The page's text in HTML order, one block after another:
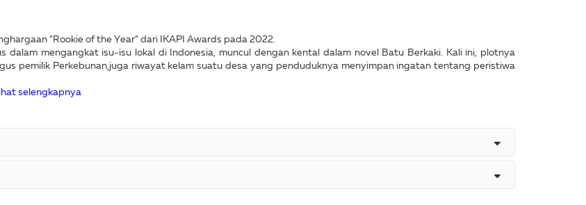
“Rookie of the Year” dari IKAPI Awards pada 2022.
dalam mengangkat isu-isu lokal di Indonesia, muncul dengan kental dalam novel Batu Berkaki. Kali ini, plotnya
pemilik Perkebunan,juga riwayat kelam suatu desa yang penduduknya menyimpan ingatan tentang peristiwa
selengkapnya